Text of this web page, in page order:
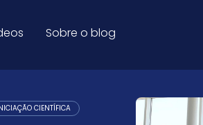
Sobre o blog
CIENTÍFICA